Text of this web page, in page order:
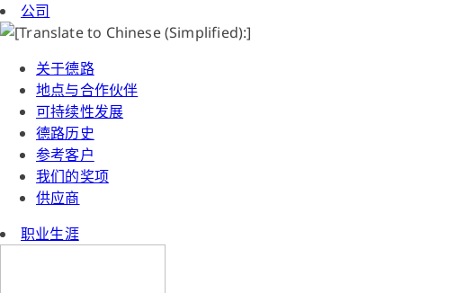
公司
关于德路
地点与合作伙伴
可持续性发展
德路历史
参考客户
我们的奖项
供应商
职业生涯